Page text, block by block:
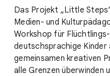
Das Projekt „Little
Medien- und
Workshop für
deutschsprachige Kinder
gemeinsamen kreativen
alle Grenzen überwinden